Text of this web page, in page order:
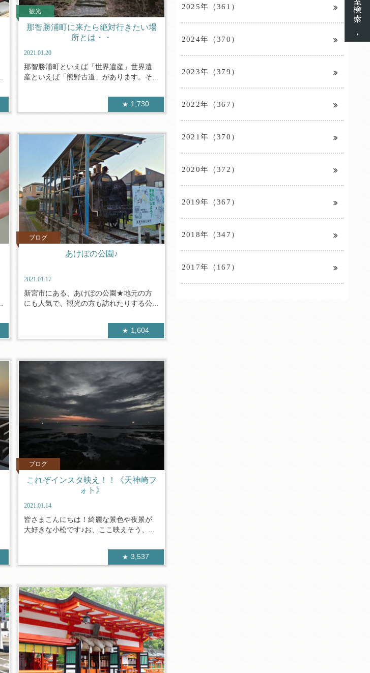
観光
那智勝浦町に来たら絶対行きたい場
所とは・・
2021.01.20
那智勝浦町といえば「世界遺産」世界遺
産といえば「熊野古道」があります。そ...
1,730
ブログ
あけぼの公園♪
2021.01.17
新宮市にある、あけぼの公園★地元の方
にも人気で、観光の方も訪れたりする公...
1,604
ブログ
これぞインスタ映え！！《天神崎フ
ォト》
2021.01.14
皆さまこんにちは！綺麗な景色や夜景が
大好きな小松です♪お、ここ映えそう、...
3,537
2025年（361）
2024年（370）
2023年（379）
2022年（367）
2021年（370）
2020年（372）
2019年（367）
2018年（347）
2017年（167）